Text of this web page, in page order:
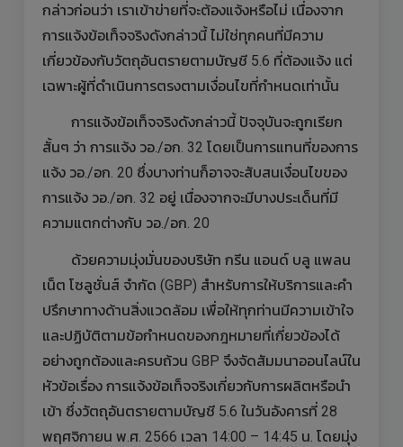
กล่าวก่อนว่า เราเข้าข่ายที่จะต้องแจ้งหรือไม่ เนื่องจาก
การแจ้งข้อเท็จจริงดังกล่าวนี้ ไม่ใช่ทุกคนที่มีความ
เกี่ยวข้องกับวัตถุอันตรายตามบัญชี 5.6 ที่ต้องแจ้ง แต่
เฉพาะผู้ที่ดำเนินการตรงตามเงื่อนไขที่กำหนดเท่านั้น
การแจ้งข้อเท็จจริงดังกล่าวนี้ ปัจจุบันจะถูกเรียก
สั้นๆ ว่า การแจ้ง วอ./อก. 32 โดยเป็นการแทนที่ของการ
แจ้ง วอ./อก. 20 ซึ่งบางท่านก็อาจจะสับสนเงื่อนไขของ
การแจ้ง วอ./อก. 32 อยู่ เนื่องจากจะมีบางประเด็นที่มี
ความแตกต่างกับ วอ./อก. 20
ด้วยความมุ่งมั่นของบริษัท กรีน แอนด์ บลู แพลน
เน็ต โซลูชั่นส์ จำกัด (GBP) สำหรับการให้บริการและคำ
ปรึกษาทางด้านสิ่งแวดล้อม เพื่อให้ทุกท่านมีความเข้าใจ
และปฏิบัติตามข้อกำหนดของกฎหมายที่เกี่ยวข้องได้
อย่างถูกต้องและครบถ้วน GBP จึงจัดสัมมนาออนไลน์ใน
หัวข้อเรื่อง การแจ้งข้อเท็จจริงเกี่ยวกับการผลิตหรือนำ
เข้า ซึ่งวัตถุอันตรายตามบัญชี 5.6 ในวันอังคารที่ 28
พฤศจิกายน พ.ศ. 2566 เวลา 14:00 – 14:45 น. โดยมุ่ง